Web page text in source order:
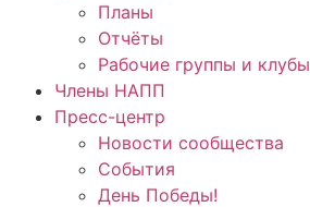
Планы
Отчёты
Рабочие группы и клубы
Члены НАПП
Пресс-центр
Новости сообщества
События
День Победы!